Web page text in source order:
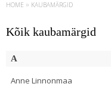
HOME » KAUBAMÄRGID
Kõik kaubamärgid
A
Anne Linnonmaa